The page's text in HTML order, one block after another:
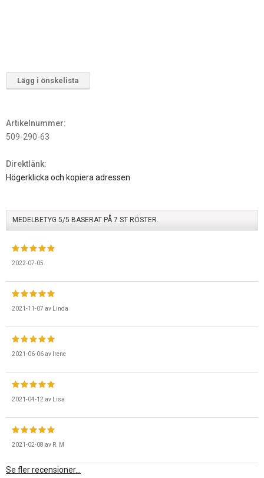
Lägg i önskelista
Artikelnummer:
509-290-63
Direktlänk:
Högerklicka och kopiera adressen
MEDELBETYG 5/5 BASERAT PÅ7 ST RÖSTER.
2022-07-05
2021-11-07 av Linda
2021-06-06av Irene
2021-04-12 av Lisa
2021-02-08 av R. M
Se fler recensioner...